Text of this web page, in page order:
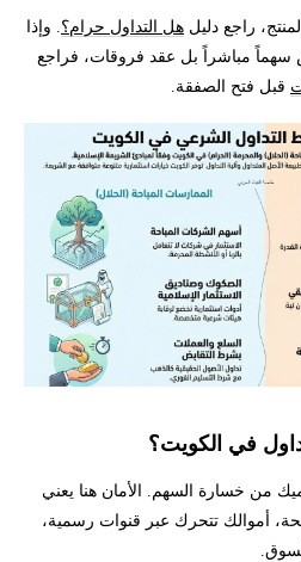
راجع دليل هل التداول حرام؟. وإذا
سهماً مباشراً بل عقد فروقات، فراجع
قبل فتح الصفقة.
في الكويت؟
من خسارة السهم. الأمان هنا يعني
أموالك تتحرك عبر قنوات رسمية،